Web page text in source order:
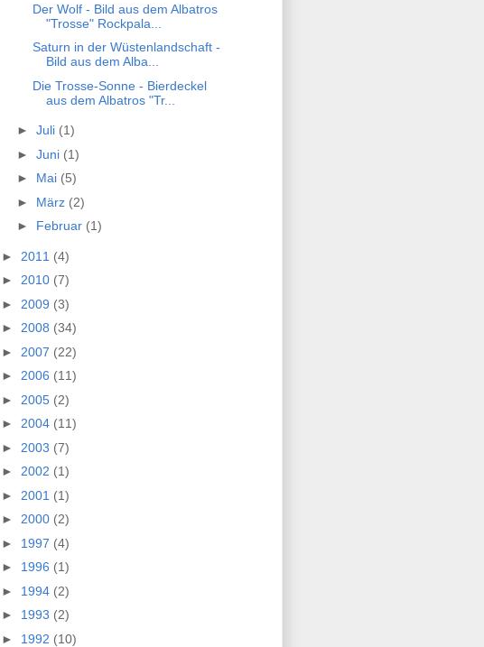
Der Wolf - Bild aus dem Albatros
"Trosse" Rockpala...
Saturn in der Wüstenlandschaft -
Bild aus dem Alba...
Die Trosse-Sonne - Bierdeckel
aus dem Albatros "Tr...
► Juli (1)
► Juni (1)
► Mai (5)
► März (2)
► Februar (1)
► 2011 (4)
► 2010 (7)
► 2009 (3)
► 2008 (34)
► 2007 (22)
► 2006 (11)
► 2005 (2)
► 2004 (11)
► 2003 (7)
► 2002 (1)
► 2001 (1)
► 2000 (2)
► 1997 (4)
► 1996 (1)
► 1994 (2)
► 1993 (2)
► 1992 (10)